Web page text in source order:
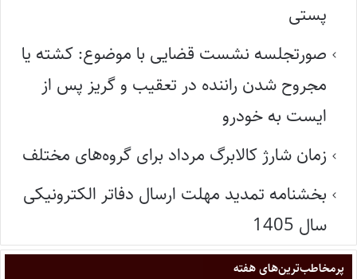
پستی
صورتجلسه نشست قضایی با موضوع: کشته یا
مجروح شدن راننده در تعقیب و گریز پس از
ایست به خودرو
زمان شارژ کالابرگ مرداد برای گروه‌های مختلف
بخشنامه تمدید مهلت ارسال دفاتر الکترونیکی
سال 1405
پر‌مخاطب‌ترین‌های هفته